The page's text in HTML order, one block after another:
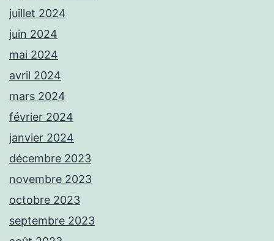
juillet 2024
juin 2024
mai 2024
avril 2024
mars 2024
février 2024
janvier 2024
décembre 2023
novembre 2023
octobre 2023
septembre 2023